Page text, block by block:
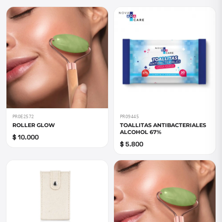
PROE2572
ROLLER GLOW
$ 10.000
PRO9445
TOALLITAS ANTIBACTERIALES
ALCOHOL 67%
$ 5.800